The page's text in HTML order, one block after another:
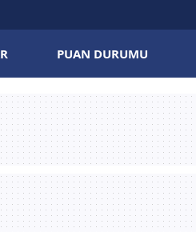
PUAN DURUMU